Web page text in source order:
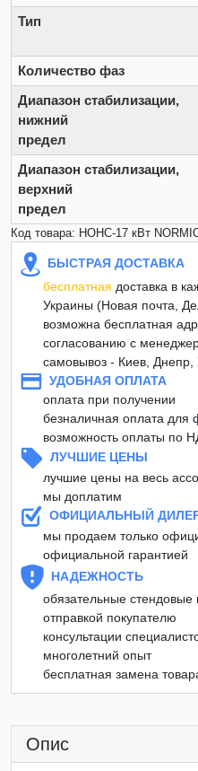
Тип
Количество фаз
Диапазон стабилизации,
нижний
предел
Диапазон стабилизации,
верхний
предел
Код товара: НОНС-17 кВт
БЫСТРАЯ ДОСТАВКА
бесплатная доставка в
Украины (Новая почта,
возможна бесплатная
согласованию с
самовывоз - Киев, Днепр,
УДОБНАЯ ОПЛАТА
оплата при получении
безналичная оплата для
возможность оплаты по
ЛУЧШИЕ ЦЕНЫ
лучшие цены на весь
мы доплатим
ОФИЦИАЛЬНЫЙ
мы продаем только
официальной гарантией
НАДЕЖНОСТЬ
обязательные
отправкой покупателю
консультации
многолетний опыт
бесплатная замена
Опис